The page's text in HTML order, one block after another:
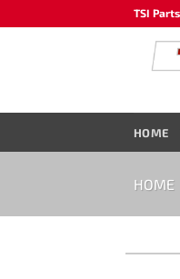
naar
TSI
HOME
HOME